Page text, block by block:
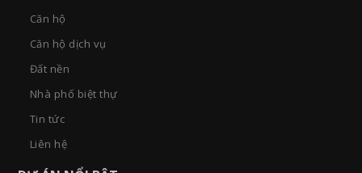
Căn hộ
Căn hộ dịch vụ
Đất nền
Nhà phố biệt thự
Tin tức
Liên hệ